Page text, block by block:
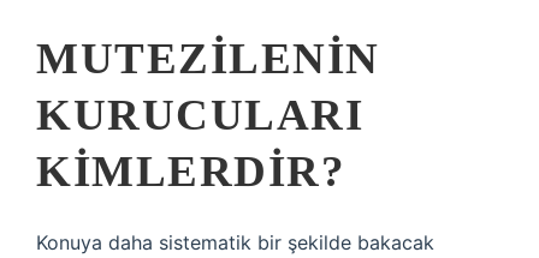
MUTEZILENIN
KURUCULARI
KIMLERDIR?
Konuya daha sistematik bir şekilde bakacak